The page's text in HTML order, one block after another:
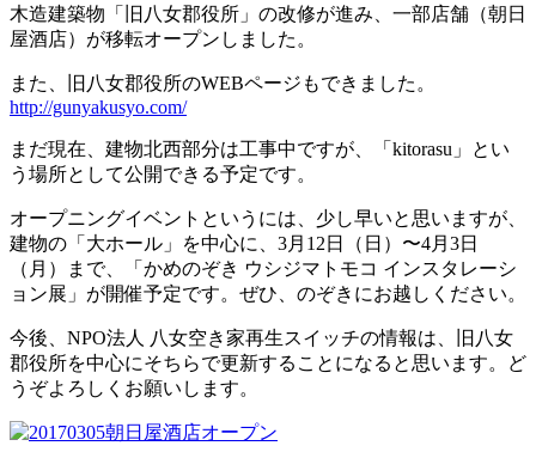
木造建築物「旧八女郡役所」の改修が進み、一部店舗（朝日
屋酒店）が移転オープンしました。
また、旧八女郡役所のWEBページもできました。
http://gunyakusyo.com/
まだ現在、建物北西部分は工事中ですが、「kitorasu」とい
う場所として公開できる予定です。
オープニングイベントというには、少し早いと思いますが、
建物の「大ホール」を中心に、3月12日（日）〜4月3日
（月）まで、「かめのぞき ウシジマトモコ インスタレーシ
ョン展」が開催予定です。ぜひ、のぞきにお越しください。
今後、NPO法人 八女空き家再生スイッチの情報は、旧八女
郡役所を中心にそちらで更新することになると思います。ど
うぞよろしくお願いします。